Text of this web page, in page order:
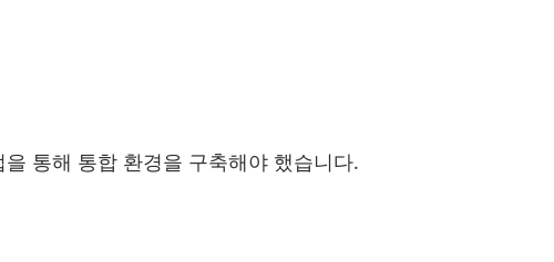
통해 통합 환경을 구축해야 했습니다.